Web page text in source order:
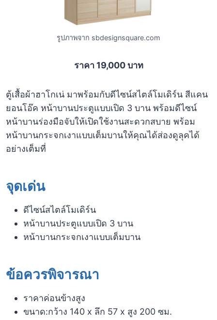
รูปภาพจาก sbdesignsquare.com
ราคา 19,000 บาท
ตู้เสื้อผ้าฮาโกเน่ มาพร้อมกับดีไซน์สไตล์โมเดิร์น สีแคน
ยอนโอ๊ค หน้าบานประตูแบบเปิด 3 บาน พร้อมดีไซน์
หน้าบานร่องมือจับให้เปิดใช้งานสะดวกสบาย พร้อม
หน้าบานกระจกเงาแบบเต็มบานให้คุณได้ส่องดูลุคได้
อย่างเต็มที่
จุดเด่น
ดีไซน์สไตล์โมเดิร์น
หน้าบานประตูแบบเปิด 3 บาน
หน้าบานกระจกเงาแบบเต็มบาน
ข้อควรพิจารณา​
ราคาค่อนข้างสูง
ขนาด:กว้าง 140 x ลึก 57 x สูง 200 ซม.